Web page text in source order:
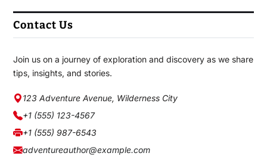
Contact Us
Join us on a journey of exploration and discovery as we share
tips, insights, and stories.
123 Adventure Avenue, Wilderness City
+1 (555) 123-4567
+1 (555) 987-6543
adventureauthor@example.com